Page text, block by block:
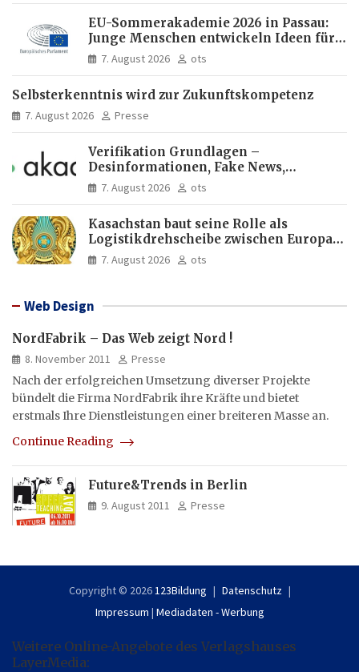
EU-Sommerakademie 2026 in Passau:
Junge Menschen entwickeln Ideen für
Europas Zukunft
7. August 2026 ots
Selbsterkenntnis wird zur Zukunftskompetenz
7. August 2026 Presse
Verifikation Grundlagen –
Desinformationen, Fake News,
manipulierte Inhalte | dpa-Akademie
7. August 2026 ots
Kasachstan baut seine Rolle als
Logistikdrehscheibe zwischen Europa
und Asien aus
7. August 2026 ots
Web Design
NordFabrik – Das Web zeigt Nord !
8. November 2011
Presse
Nach der erfolgreichen Umsetzung diverser Projekte
bündelt die Firma NordFabrik ihre Kräfte und bietet
erstmals Ihre Dienstleistungen einer breiteren Masse an.
Continue Reading
Future&Trends in Berlin
9. August 2011 Presse
Copyright © 2026123Bildung
Datenschutz
Impressum | Mediadaten - Werbung
Weitere Online-Angebote des Verlagshauses
LayerMedia: